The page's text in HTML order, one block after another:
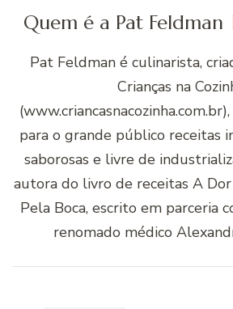
Quem é a Pat Feldman
Pat Feldman é culinarista,
Crianças na
para o grande público receitas
saborosas e livre de
autora do livro de receitas A
Pela Boca, escrito em parceria
renomado médico